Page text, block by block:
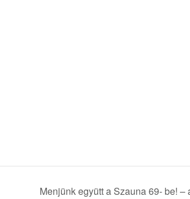
Menjünk együtt a Szauna 69- be!